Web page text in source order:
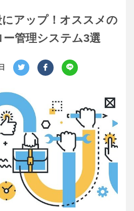
アップ！オススメの
管理システム3選